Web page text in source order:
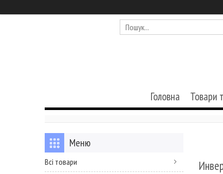
Головна Товари
Всі товари